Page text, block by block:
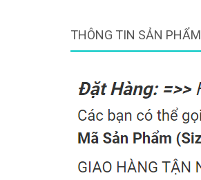
THÔNG TIN SẢN PHẨM